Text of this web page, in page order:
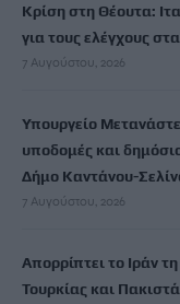
Κρίση στη Θέουτα:
για τους ελέγχους
7 Αυγούστου, 2026
Υπουργείο
υποδομές και
Δήμο Καντάνου-
7 Αυγούστου, 2026
Απορρίπτει το Ιράν
Τουρκίας και